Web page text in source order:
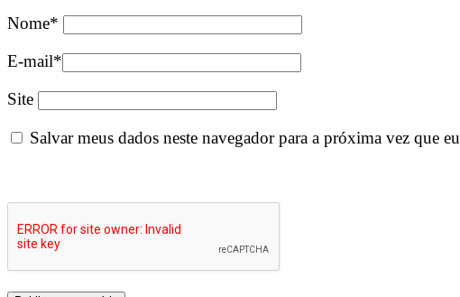
Nome*
E-mail*
Site
Salvar meus dados neste navegador para a próxima vez que